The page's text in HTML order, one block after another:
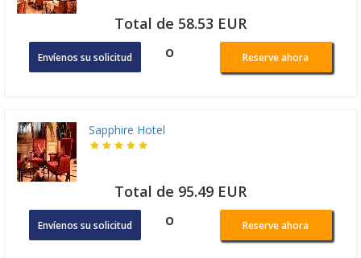
Total de 58.53 EUR
Envíenos su solicitud o Reserve ahora
Sapphire Hotel
Total de 95.49 EUR
Envíenos su solicitud o Reserve ahora